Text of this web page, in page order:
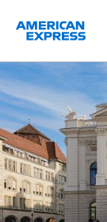
Logo